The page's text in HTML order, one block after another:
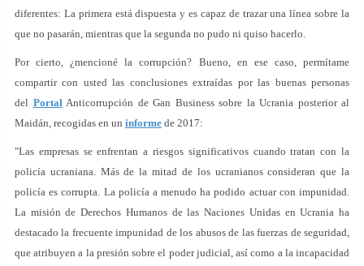
diferentes: La primera está dispuesta y es capaz de trazar una línea sobre la
que no pasarán, mientras que la segunda no pudo ni quiso hacerlo.
Por cierto, ¿mencioné la corrupción? Bueno, en ese caso, permítame
compartir con usted las conclusiones extraídas por las buenas personas
del PortalAnticorrupción de Gan Business sobre la Ucrania posterior al
Maidán, recogidas en un informe de 2017:
"Las empresas se enfrentan a riesgos significativos cuando tratan con la
policía ucraniana. Más de la mitad de los ucranianos consideran que la
policía es corrupta. La policía a menudo ha podido actuar con impunidad.
La misión de Derechos Humanos de las Naciones Unidas en Ucrania ha
destacado la frecuente impunidad de los abusos de las fuerzas de seguridad,
que atribuyen a la presión sobre el poder judicial, así como a la incapacidad